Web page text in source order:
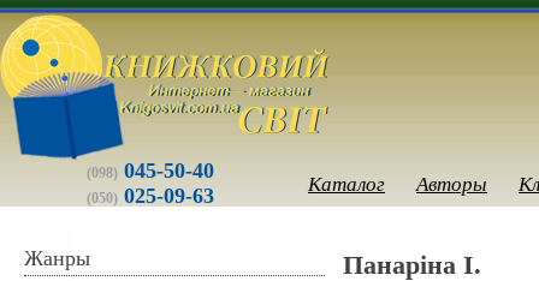
(098) 045-50-40
(050) 025-09-63 Каталог Авторы
Жанры Панаріна І.